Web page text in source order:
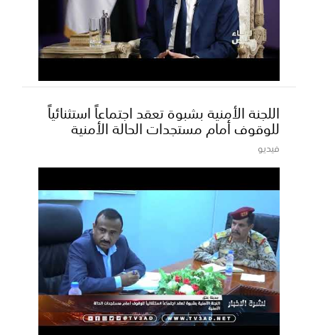
اللجنة الأمنية بشبوة تعقد اجتماعاً استثنائياً
للوقوف أمام مستجدات الحالة الأمنية
فيديو